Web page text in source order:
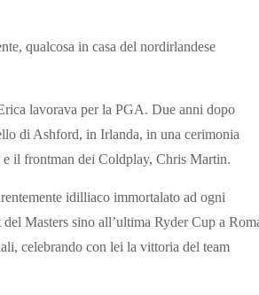
qualcosa in casa del nordirlandese
lavorava per la PGA. Due anni dopo
di Ashford, in Irlanda, in una cerimonia
e il frontman dei Coldplay, Chris Martin.
idilliaco immortalato ad ogni
Masters sino all’ultima Ryder Cup a
celebrando con lei la vittoria del team